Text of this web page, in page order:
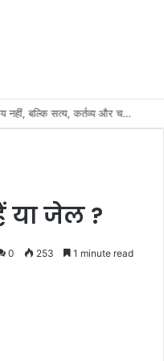
भारतीय शिक्षण पद्धति में धर्म का अर्थ संप्रदाय नहीं, बल्कि सत्य, कर्तव्य और चरित्र निर्माण है: विजय प्रकाश
या जेल ?
0 253 1 minute read